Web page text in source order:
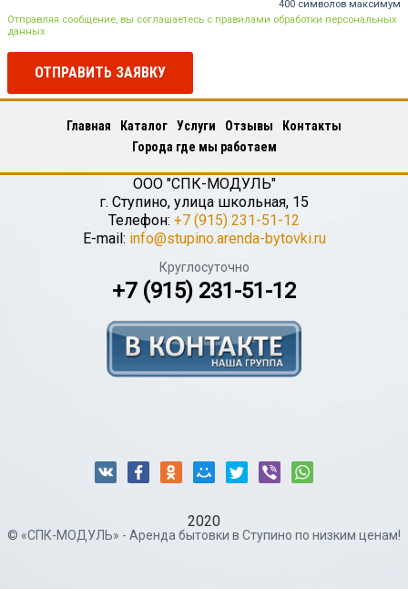
400 символов максимум
Отправляя сообщение, вы соглашаетесь с правилами обработки персональных
данных
ОТПРАВИТЬ ЗАЯВКУ
Главная Каталог Услуги Отзывы
Контакты
Города где мы работаем
ООО "СПК-МОДУЛЬ"
г. Ступино, улица школьная, 15
Телефон: +7 (915) 231-51-12
E-mail: info@stupino.arenda-bytovki.ru
Круглосуточно
+7 (915) 231-51-12
2020
© «СПК-МОДУЛЬ» - Аренда бытовки в Ступино по низким ценам!